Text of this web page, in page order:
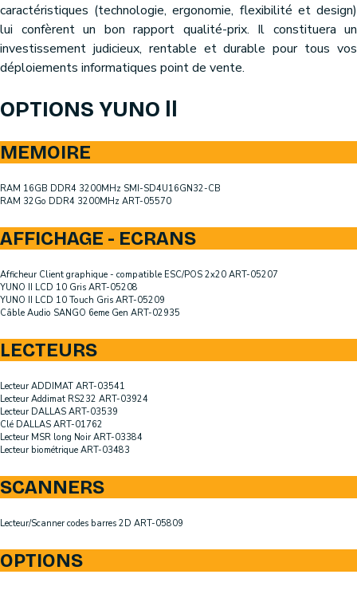
caractéristiques (technologie, ergonomie, flexibilité et design)
lui confèrent un bon rapport qualité-prix. Il constituera un
investissement judicieux, rentable et durable pour tous vos
déploiements informatiques point de vente.
OPTIONS YUNO ll
MEMOIRE
RAM 16GB DDR4 3200MHz SMI-SD4U16GN32-CB
RAM 32Go DDR4 3200MHz ART-05570
AFFICHAGE - ECRANS
Afficheur Client graphique - compatible ESC/POS 2x20 ART-05207
YUNO II LCD 10 Gris ART-05208
YUNO II LCD 10 Touch Gris ART-05209
Câble Audio SANGO 6eme Gen ART-02935
LECTEURS
Lecteur ADDIMAT ART-03541
Lecteur Addimat RS232 ART-03924
Lecteur DALLAS ART-03539
Clé DALLAS ART-01762
Lecteur MSR long Noir ART-03384
Lecteur biométrique ART-03483
SCANNERS
Lecteur/Scanner codes barres 2D ART-05809
OPTIONS